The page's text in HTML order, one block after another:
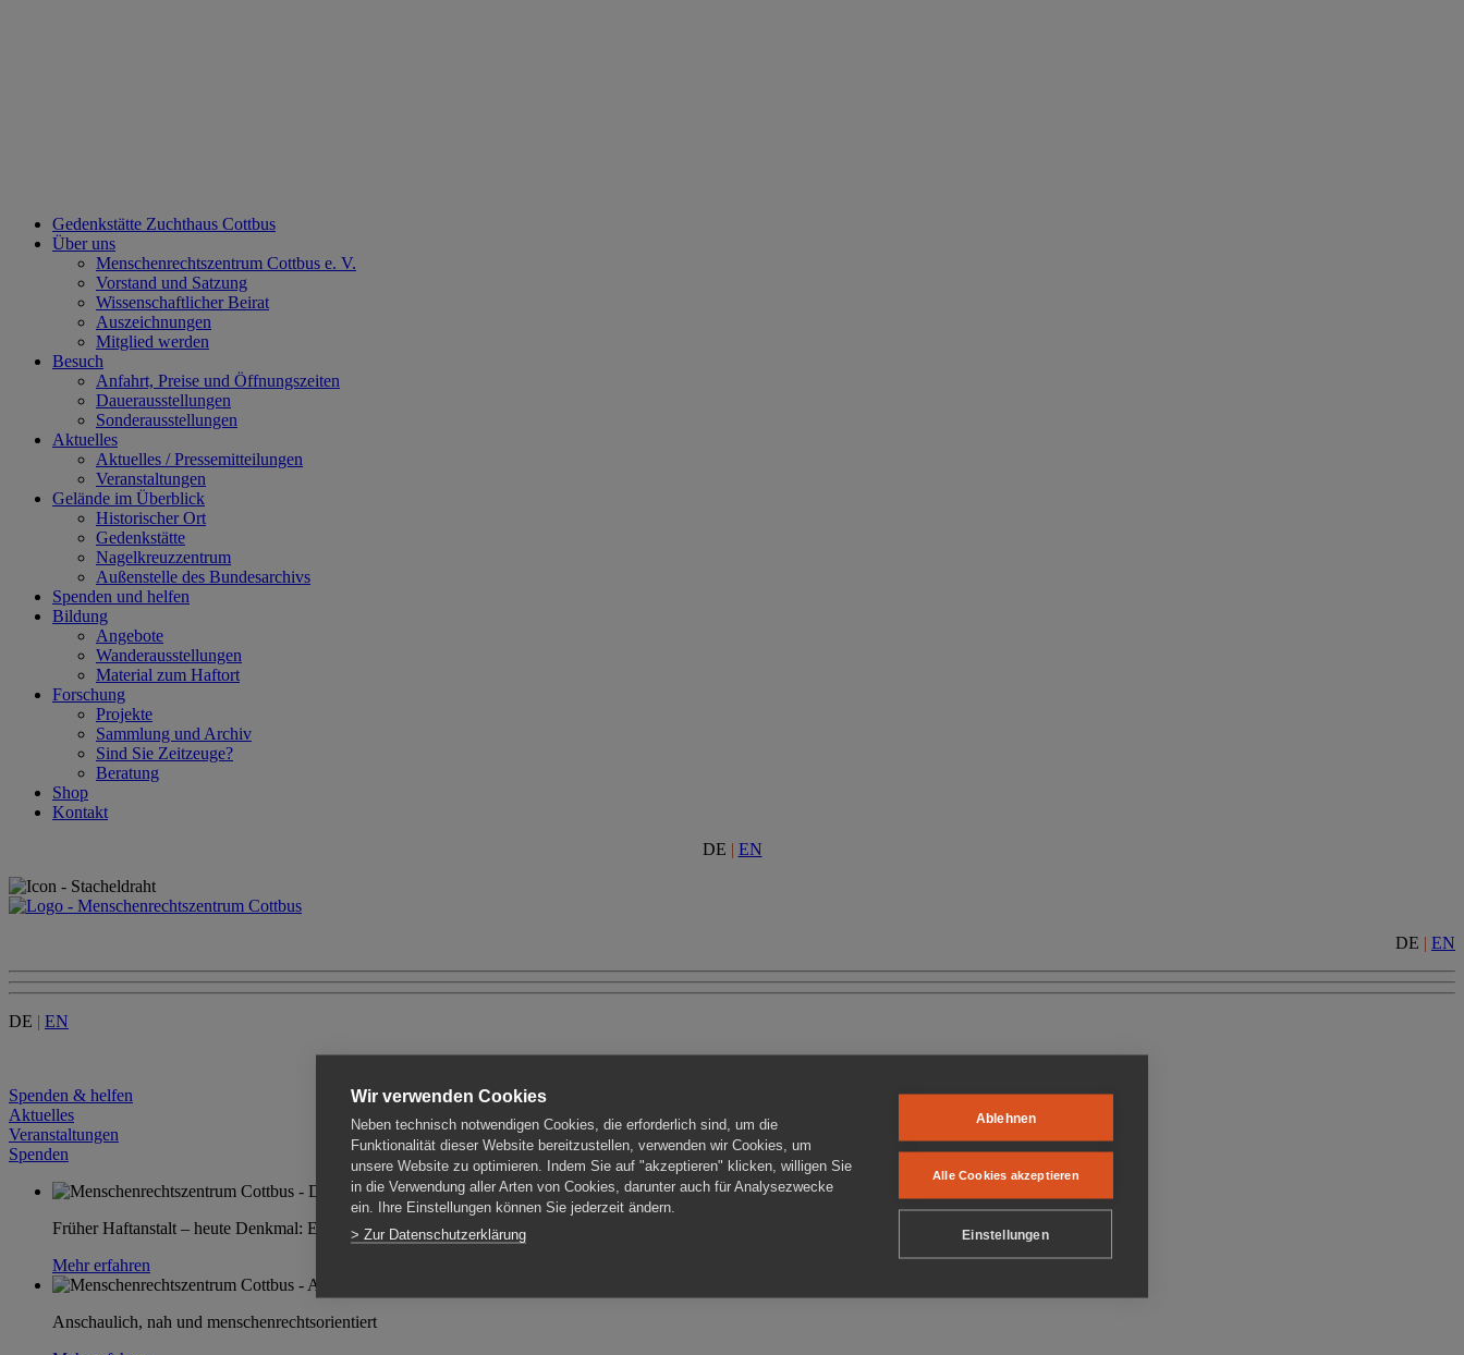
Gedenkstätte Zuchthaus Cottbus
Über uns
Menschenrechtszentrum Cottbus e. V.
Vorstand und Satzung
Wissenschaftlicher Beirat
Auszeichnungen
Mitglied werden
Besuch
Anfahrt, Preise und Öffnungszeiten
Dauerausstellungen
Sonderausstellungen
Aktuelles
Aktuelles / Pressemitteilungen
Veranstaltungen
Gelände im Überblick
Historischer Ort
Gedenkstätte
Nagelkreuzzentrum
Außenstelle des Bundesarchivs
Spenden und helfen
Bildung
Angebote
Wanderausstellungen
Material zum Haftort
Forschung
Projekte
Sammlung und Archiv
Sind Sie Zeitzeuge?
Beratung
Shop
Kontakt
DE | EN
DE | EN
DE | EN
Spenden & helfen
Aktuelles
Veranstaltungen
Spenden
Früher Haftanstalt – heute Denkmal: Einen Ort im Wandel erleben
Mehr erfahren
Anschaulich, nah und menschenrechtsorientiert
Wir verwenden Cookies
Neben technisch notwendigen Cookies, die erforderlich sind, um die
Funktionalität dieser Website bereitzustellen, verwenden wir Cookies, um
unsere Website zu optimieren. Indem Sie auf "akzeptieren" klicken, willigen Sie
in die Verwendung aller Arten von Cookies, darunter auch für Analysezwecke
ein. Ihre Einstellungen können Sie jederzeit ändern.
> Zur Datenschutzerklärung
Ablehnen
Alle Cookies akzeptieren
Einstellungen